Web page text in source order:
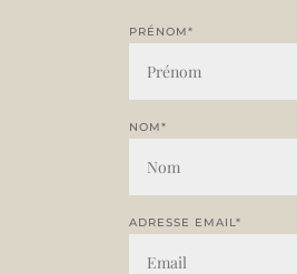
PRÉNOM*
NOM*
ADRESSE EMAIL*